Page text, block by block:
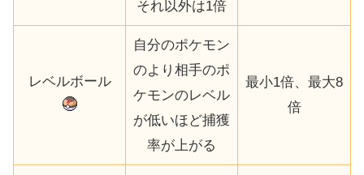
それ以外は1倍
レベルボール
自分のポケモン
のより相手のポ
ケモンのレベル
が低いほど捕獲
率が上がる
最小1倍、最大8
倍